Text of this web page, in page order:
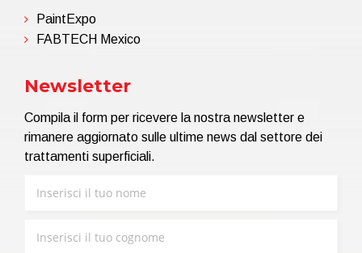
PaintExpo
FABTECH Mexico
Newsletter
Compila il form per ricevere la nostra newsletter e
rimanere aggiornato sulle ultime news dal settore dei
trattamenti superficiali.